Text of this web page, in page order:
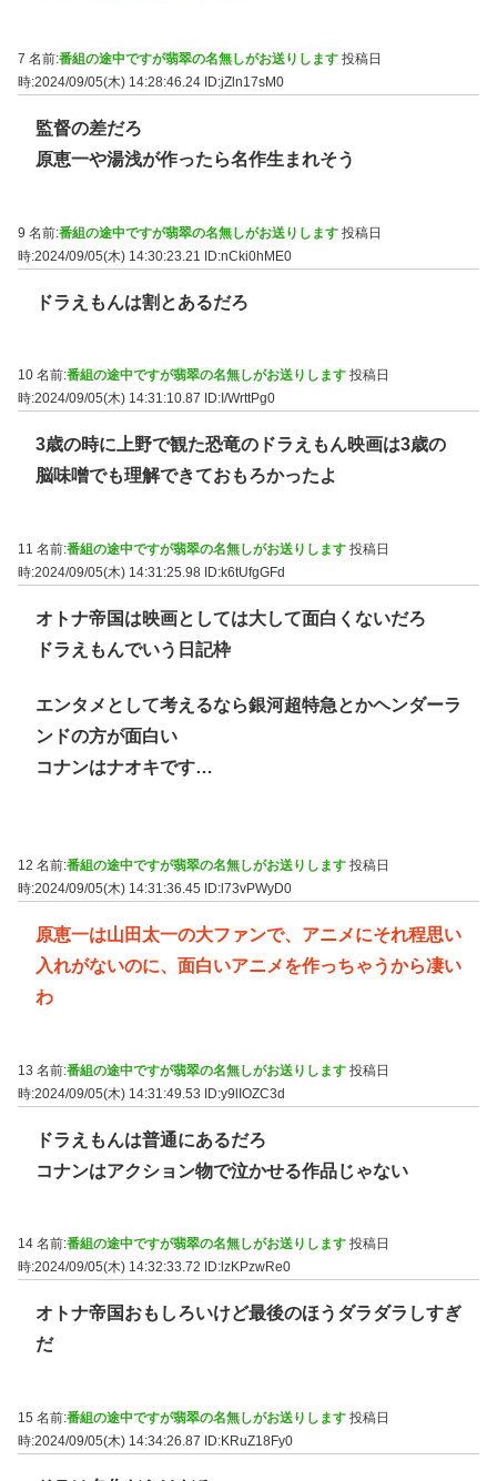
7 名前:番組の途中ですが翡翠の名無しがお送りします 投稿日
時:2024/09/05(木) 14:28:46.24 ID:jZln17sM0
監督の差だろ
原恵一や湯浅が作ったら名作生まれそう
9 名前:番組の途中ですが翡翠の名無しがお送りします 投稿日
時:2024/09/05(木) 14:30:23.21 ID:nCki0hME0
ドラえもんは割とあるだろ
10 名前:番組の途中ですが翡翠の名無しがお送りします 投稿日
時:2024/09/05(木) 14:31:10.87
ID:I/WrttPg0
3歳の時に上野で観た恐竜のドラえもん映画は3歳の
脳味噌でも理解できておもろかったよ
11 名前:番組の途中ですが翡翠の名無しがお送りします 投稿日
時:2024/09/05(木) 14:31:25.98 ID:k6tUfgGFd
オトナ帝国は映画としては大して面白くないだろ
ドラえもんでいう日記枠
エンタメとして考えるなら銀河超特急とかヘンダーラ
ンドの方が面白い
コナンはナオキです…
12 名前:番組の途中ですが翡翠の名無しがお送りします 投稿日
時:2024/09/05(木) 14:31:36.45
ID:l73vPWyD0
原恵一は山田太一の大ファンで、アニメにそれ程思い
入れがないのに、面白いアニメを作っちゃうから凄い
わ
13 名前:番組の途中ですが翡翠の名無しがお送りします 投稿日
時:2024/09/05(木) 14:31:49.53 ID:y9lIOZC3d
ドラえもんは普通にあるだろ
コナンはアクション物で泣かせる作品じゃない
14 名前:番組の途中ですが翡翠の名無しがお送りします 投稿日
時:2024/09/05(木) 14:32:33.72
ID:lzKPzwRe0
オトナ帝国おもしろいけど最後のほうダラダラしすぎ
だ
15 名前:番組の途中ですが翡翠の名無しがお送りします 投稿日
時:2024/09/05(木) 14:34:26.87
ID:KRuZ18Fy0